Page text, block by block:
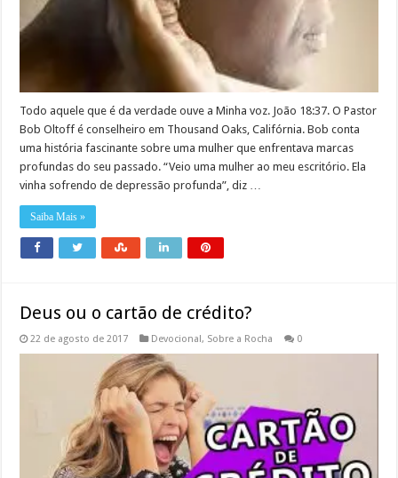
Todo aquele que é da verdade ouve a Minha voz. João 18:37. O Pastor
Bob Oltoff é conselheiro em Thousand Oaks, Califórnia. Bob conta
uma história fascinante sobre uma mulher que enfrentava marcas
profundas do seu passado. “Veio uma mulher ao meu escritório. Ela
vinha sofrendo de depressão profunda”, diz …
Saiba Mais »
Deus ou o cartão de crédito?
22 de agosto de 2017 Devocional, Sobre a Rocha 0